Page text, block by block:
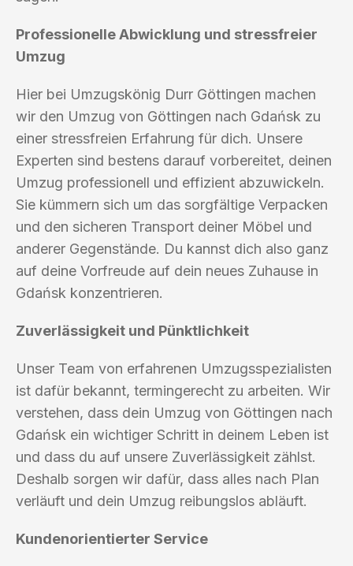
Professionelle Abwicklung und stressfreier
Umzug
Hier bei Umzugskönig Durr Göttingen machen
wir den Umzug von Göttingen nach Gdańsk zu
einer stressfreien Erfahrung für dich. Unsere
Experten sind bestens darauf vorbereitet, deinen
Umzug professionell und effizient abzuwickeln.
Sie kümmern sich um das sorgfältige Verpacken
und den sicheren Transport deiner Möbel und
anderer Gegenstände. Du kannst dich also ganz
auf deine Vorfreude auf dein neues Zuhause in
Gdańsk konzentrieren.
Zuverlässigkeit und Pünktlichkeit
Unser Team von erfahrenen Umzugsspezialisten
ist dafür bekannt, termingerecht zu arbeiten. Wir
verstehen, dass dein Umzug von Göttingen nach
Gdańsk ein wichtiger Schritt in deinem Leben ist
und dass du auf unsere Zuverlässigkeit zählst.
Deshalb sorgen wir dafür, dass alles nach Plan
verläuft und dein Umzug reibungslos abläuft.
Kundenorientierter Service